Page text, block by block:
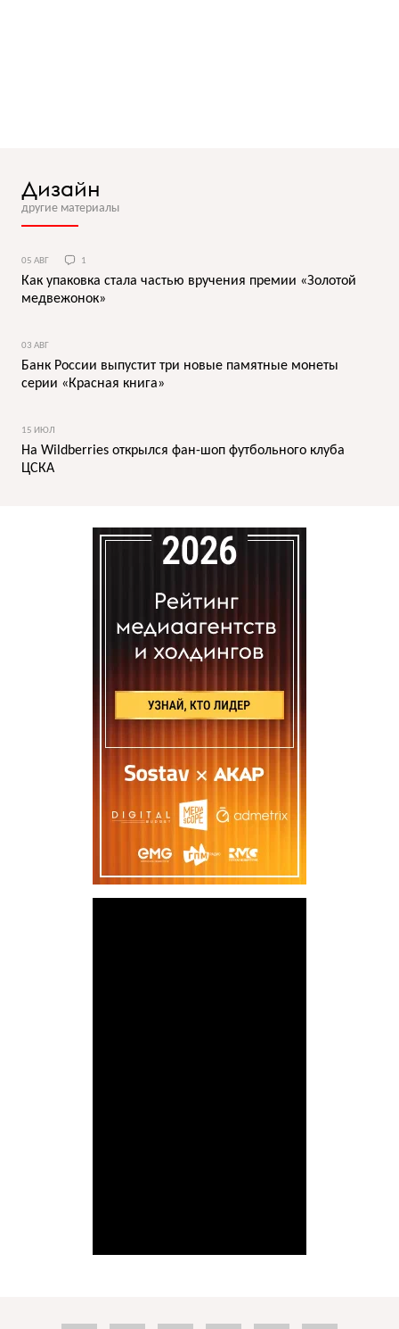
Дизайн
другие материалы
05 АВГ 1
Как упаковка стала частью вручения премии «Золотой
медвежонок»
03 АВГ
Банк России выпустит три новые памятные монеты
серии «Красная книга»
15 ИЮЛ
На Wildberries открылся фан-шоп футбольного клуба
ЦСКА